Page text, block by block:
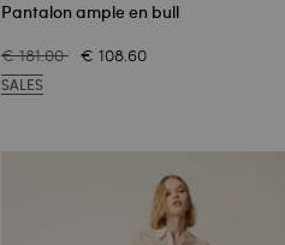
Pantalon ample en bull
€ 181.00 € 108.60
SALES